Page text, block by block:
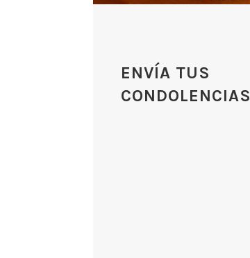
ENVÍA TUS
CONDOLENCIAS